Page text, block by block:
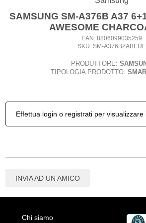
SAMSUNG SM-A376B A37
AWESOME
EAN: 8806099035259
SKU: SM-A376BZABEUE
PRODUTTORE:
TIPOLOGIA PRODOTTO:
Effettua login o registrati per
INVIA AD UN AMICO
Chi siamo